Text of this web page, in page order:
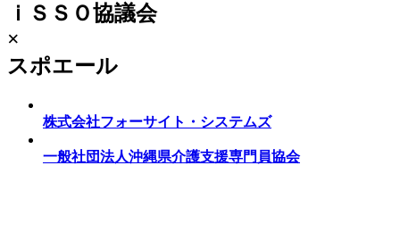
ｉＳＳＯ協議会
×
スポエール
株式会社フォーサイト・システムズ
一般社団法人沖縄県介護支援専門員協会